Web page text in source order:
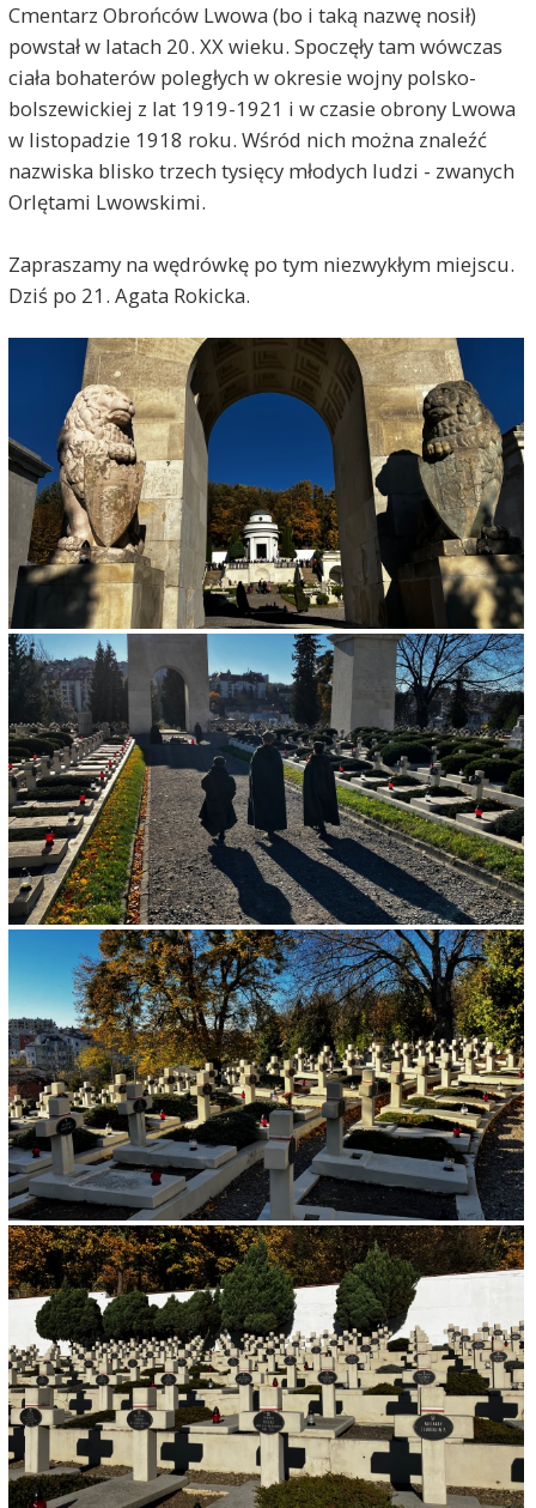
Cmentarz Obrońców Lwowa (bo i taką nazwę nosił)
powstał w latach 20. XX wieku. Spoczęły tam wówczas
ciała bohaterów poległych w okresie wojny polsko-
bolszewickiej z lat 1919-1921 i w czasie obrony Lwowa
w listopadzie 1918 roku. Wśród nich można znaleźć
nazwiska blisko trzech tysięcy młodych ludzi - zwanych
Orlętami Lwowskimi.
Zapraszamy na wędrówkę po tym niezwykłym miejscu.
Dziś po 21. Agata Rokicka.